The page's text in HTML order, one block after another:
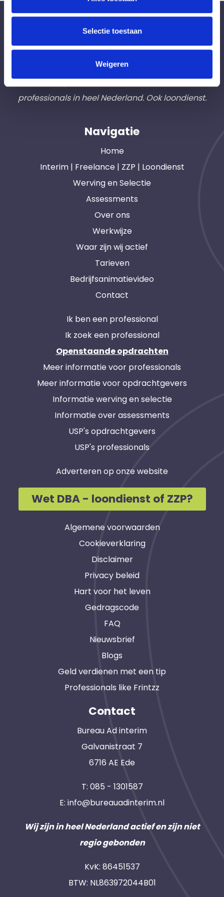
Selectie toestaan
Weigeren
Bureau Ad Interim ®
Professionals likeFrintzz
Hét interim bemiddelingsbureau voor
opdrachtgevers en interim, freelance en ZZP
professionals in heel Nederland. Ook loondienst.
Navigatie
Home
Interim | Freelance | ZZP | Loondienst
Werving en Selectie
Assessments
Over ons
Werkwijze
Waar zijn wij actief
Tarieven
Bedrijfsanimatievideo
Contact
Ik ben een professional
Ik zoek een professional
Openstaande opdrachten
Meer informatie voor professionals
Meer informatie voor opdrachtgevers
Informatie werving en selectie
Informatie over assessments
USP's opdrachtgevers
USP's professionals
Adverteren op onze website
Wet DBA - loondienst of ZZP?
Algemene voorwaarden
Cookieverklaring
Disclaimer
Privacy beleid
Hart voor het leven
Gedragscode
FAQ
Nieuwsbrief
Blogs
Geld verdienen met een tip
Professionals like Frintzz
Contact
Bureau Ad interim
Galvanistraat 7
6716 AE Ede
T: 085 - 1301587
E: info@bureauadinterim.nl
Wij zijn in heel Nederland actief en zijn niet
regio gebonden
KvK: 86451537
BTW: NL863972044B01